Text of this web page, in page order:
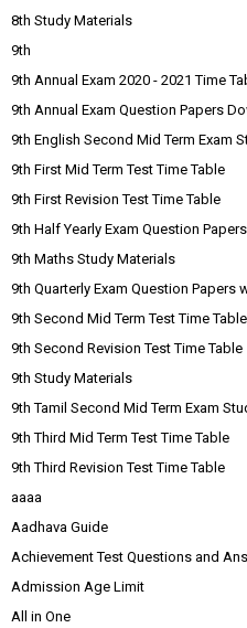
8th Study Materials
9th
9th Annual Exam 2020 - 2021 Time
9th Annual Exam Question Papers
9th English Second Mid Term Exam
9th First Mid Term Test Time Table
9th First Revision Test Time Table
9th Half Yearly Exam Question
9th Maths Study Materials
9th Quarterly Exam Question Papers
9th Second Mid Term Test Time Table
9th Second Revision Test Time Table
9th Study Materials
9th Tamil Second Mid Term Exam
9th Third Mid Term Test Time Table
9th Third Revision Test Time Table
aaaa
Aadhava Guide
Achievement Test Questions and
Admission Age Limit
All in One